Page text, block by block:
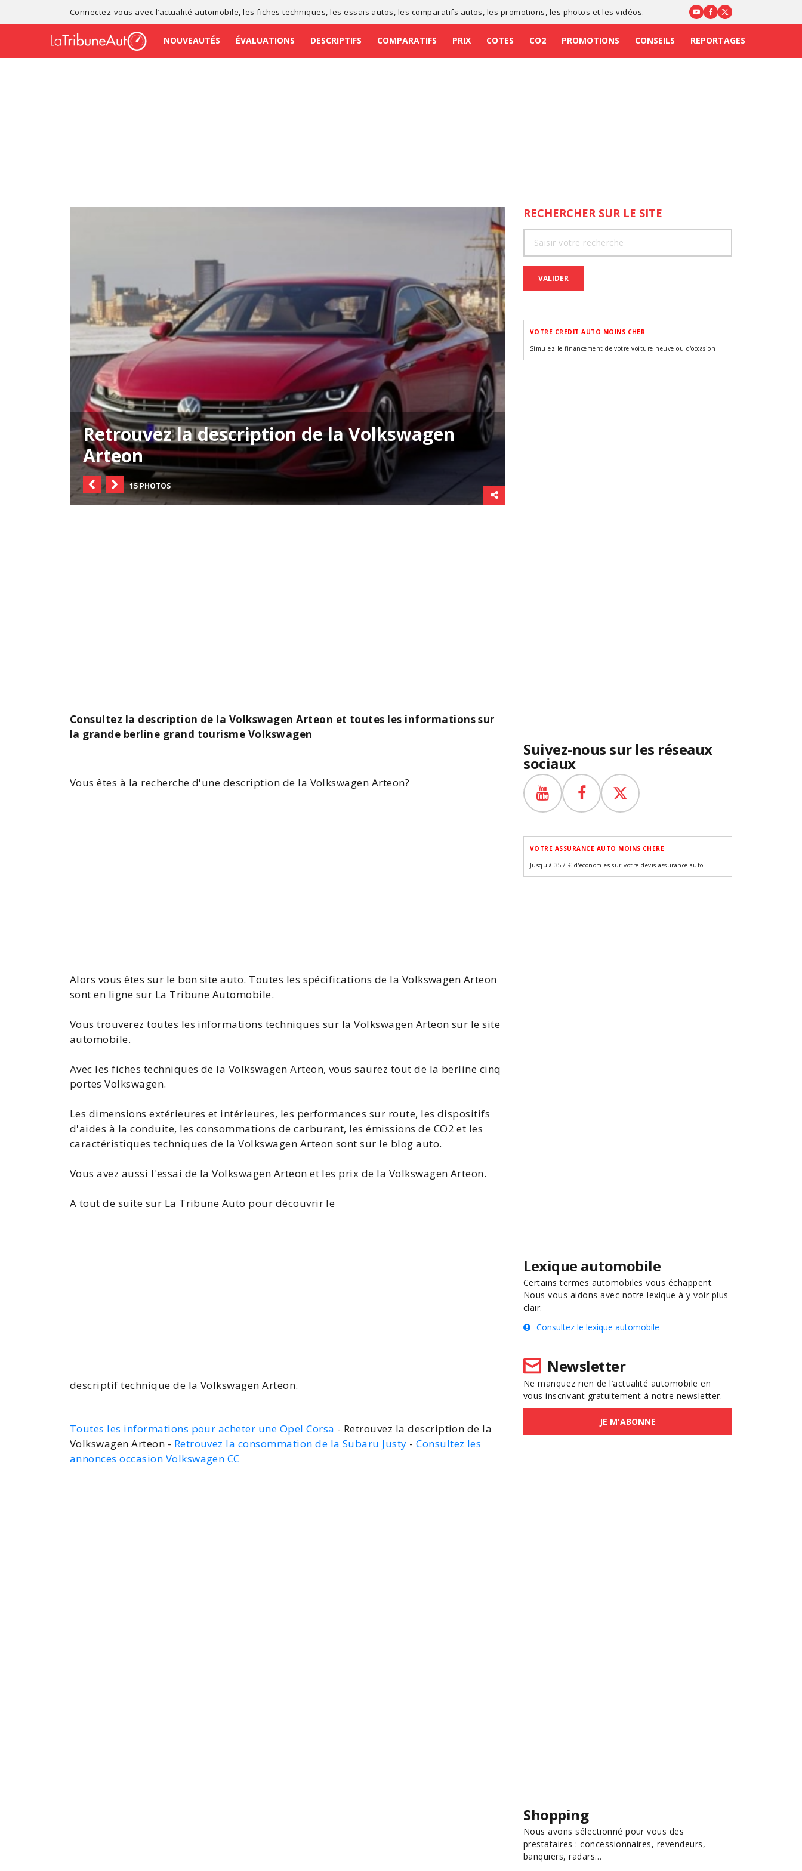
Connectez-vous avec l’actualité automobile , lesfiches techniques , lesessais autos , les comparatifs autos , les promotions , les photos et les vidéos.
NOUVEAUTÉS ÉVALUATIONS DESCRIPTIFS COMPARATIFS PRIX COTES CO2 PROMOTIONS CONSEILS REPORTAGES
Retrouvez la description de la Volkswagen
Arteon
15 PHOTOS
Consultez la description de la Volkswagen Arteon et toutes les informations sur
la grande berline grand tourisme Volkswagen
Vous êtes à la recherche d'une description de la Volkswagen Arteon?
Alors vous êtes sur le bon site auto. Toutes les spécifications de la Volkswagen Arteon
sont en ligne sur La Tribune Automobile.
Vous trouverez toutes les informations techniques sur la Volkswagen Arteon sur le site
automobile.
Avec lesfiches techniques de la Volkswagen Arteon, vous saurez tout de la berline cinq
portes Volkswagen.
Les dimensions extérieures et intérieures, les performances sur route, les dispositifs
d'aides à la conduite, les consommations de carburant, les émissions de CO2 et les
caractéristiques techniques de la Volkswagen Arteon sont sur le blog auto.
Vous avez aussi l'essai de la Volkswagen Arteon et les prix de la Volkswagen Arteon.
A tout de suite sur La Tribune Auto pour découvrir le
descriptif technique de la Volkswagen Arteon.
Toutes les informations pour acheter une Opel Corsa - Retrouvez la description de la
Volkswagen Arteon - Retrouvez la consommation de la Subaru Justy -Consultez les
annonces occasion Volkswagen CC
RECHERCHER SUR LE SITE
VALIDER
VOTRE CREDIT AUTO MOINS CHER
Simulez le financement de votre voiture neuve ou d'occasion
Suivez-nous sur les réseaux
sociaux
VOTRE ASSURANCE AUTO MOINS CHERE
Jusqu'à 357 € d'économies sur votre devis assurance auto
Lexique automobile
Certains termes automobiles vous échappent.
Nous vous aidons avec notre lexique à y voir plus
clair.
Consultez le lexique automobile
Newsletter
Ne manquez rien de l’actualité automobile en
vous inscrivant gratuitement à notre newsletter.
JE M'ABONNE
Shopping
Nous avons sélectionné pour vous des
prestataires : concessionnaires, revendeurs,
banquiers, radars…